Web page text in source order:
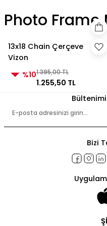
3000 TL ve Üzeri Alışverişlerde
3000 TL ve Üzeri Alışverişlerde
3000 TL ve Üzeri Alışverişlerde
Photo Frame
13x18 Chain Çerçeve
Vizon
%101.395,00 TL
1.255,50 TL
Bizi